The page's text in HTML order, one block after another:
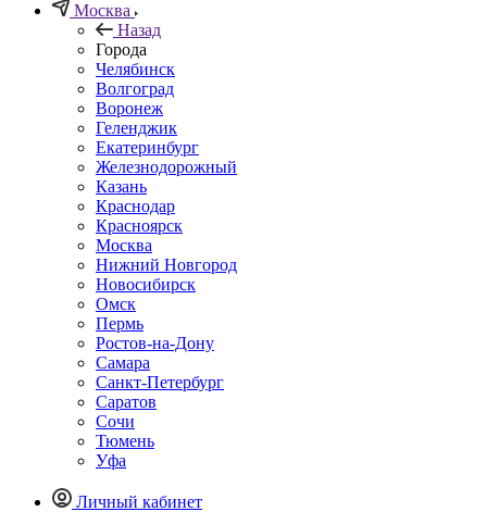
Москва
Назад
Города
Челябинск
Волгоград
Воронеж
Геленджик
Екатеринбург
Железнодорожный
Казань
Краснодар
Красноярск
Москва
Нижний Новгород
Новосибирск
Омск
Пермь
Ростов-на-Дону
Самара
Санкт-Петербург
Саратов
Сочи
Тюмень
Уфа
Личный кабинет